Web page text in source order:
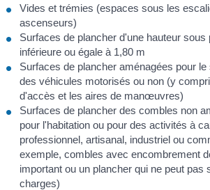
Vides et trémies (espaces sous les
ascenseurs)
Surfaces de plancher d'une hauteur sous
inférieure ou égale à 1,80 m
Surfaces de plancher aménagées pour le
des véhicules motorisés ou non (y
d'accès et les aires de manœuvres)
Surfaces de plancher des combles non
pour l'habitation ou pour des activités à
professionnel, artisanal, industriel ou
exemple, combles avec encombrement
important ou un plancher qui ne peut pas
charges)